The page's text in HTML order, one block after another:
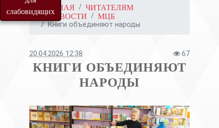
слабовидящихГЛАВНАЯ
ЧИТАТЕЛЯМ
НОВОСТИ
МЦБ
Книги объединяют народы
20.04.2026 12:38 67
КНИГИ ОБЪЕДИНЯЮТ
НАРОДЫ